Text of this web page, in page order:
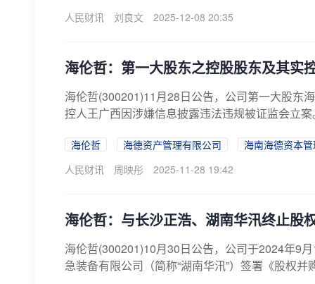
人民财讯
刘良文 2025-12-08 20:35
海伦哲：第一大股东之控股股东及其实
海伦哲(300201)11月28日公告，公司第一大股东
控人王广西因涉嫌信息披露违法违规被证监会立
海伦哲 海徳资产管理有限公司
海南海德资本
人民财讯
周映彤 2025-11-28 19:42
海伦哲：与长沙正浩、湖南华汛终止股
海伦哲(300201)10月30日公告，公司于2024年9
急装备有限公司（简称“湖南华汛”）签署《股权